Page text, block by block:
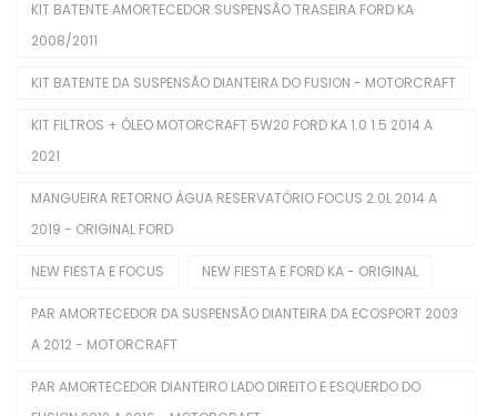
Cabeçotes
Cabos De Velas
Corpo De Borboleta
Correias Dentadas
Correias Poly V
Filtros De Ar
Filtros De Combustível
KIT BATENTE AMORTECEDOR SUSPENSÃO TRASEIRA FORD KA
2008/2011
KIT BATENTE DA SUSPENSÃO DIANTEIRA DO FUSION - MOTORCRAFT
KIT FILTROS + ÓLEO MOTORCRAFT 5W20 FORD KA 1.0 1.5 2014 A
2021
MANGUEIRA RETORNO ÁGUA RESERVATÓRIO FOCUS 2.0L 2014 A
2019 - ORIGINAL FORD
NEW FIESTA E FOCUS NEW FIESTA E FORD KA - ORIGINAL
PAR AMORTECEDOR DA SUSPENSÃO DIANTEIRA DA ECOSPORT 2003
A 2012 - MOTORCRAFT
PAR AMORTECEDOR DIANTEIRO LADO DIREITO E ESQUERDO DO